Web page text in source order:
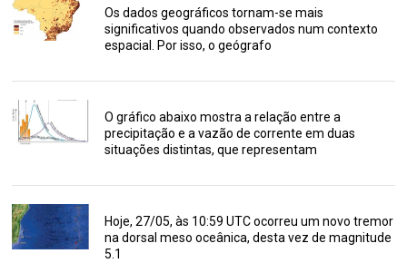
Os dados geográficos tornam-se mais
significativos quando observados num contexto
espacial. Por isso, o geógrafo
O gráfico abaixo mostra a relação entre a
precipitação e a vazão de corrente em duas
situações distintas, que representam
Hoje, 27/05, às 10:59 UTC ocorreu um novo tremor
na dorsal meso oceânica, desta vez de magnitude
5.1